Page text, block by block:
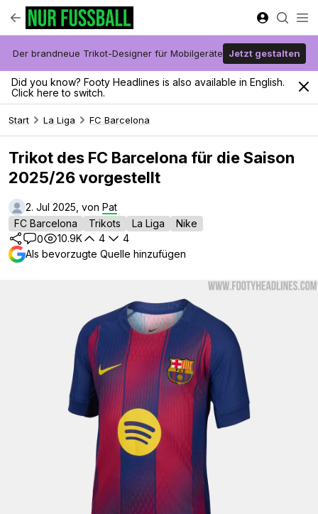
Der brandneue Trikot-Designer für Mobilgeräte Jetzt gestalten
Did you know? Footy Headlines is also available in English.
Click here to switch.
Start La Liga FC Barcelona
Trikot des FC Barcelona für die Saison
2025/26 vorgestellt
2. Jul 2025, von Pat
FC Barcelona
Trikots La Liga
Nike
0
10.9K 4
4
Als bevorzugte Quelle hinzufügen